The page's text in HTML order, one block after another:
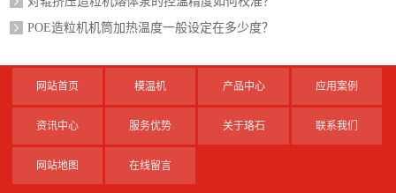
POE造粒机机筒加热温度一般设定在多少度？
网站首页 模温机 产品中心 应用案例
资讯中心 服务优势 关于珞石 联系我们
网站地图 在线留言